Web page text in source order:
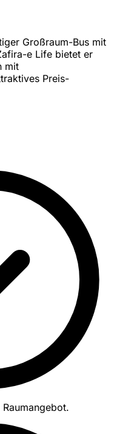
Großraum-Bus mit
e Life bietet er
mit
Preis-